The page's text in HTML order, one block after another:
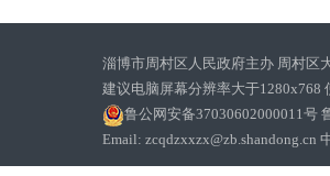
淄博市周村区人民政府主办 周村区
建议电脑屏幕分辨率大于1280x768
鲁公网安备37030602000011号
Email: zcqdzxxzx@zb.shandong.cn